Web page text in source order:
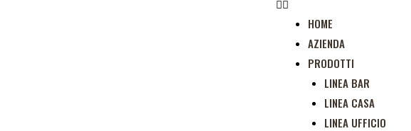
HOME
AZIENDA
PRODOTTI
LINEA BAR
LINEA CASA
LINEA UFFICIO